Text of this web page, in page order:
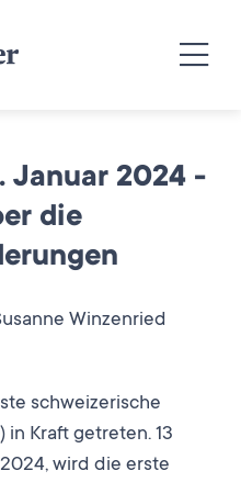
Januar 2024 -
die
Winzenried
schweizerische
in Kraft getreten. 13
wird die erste